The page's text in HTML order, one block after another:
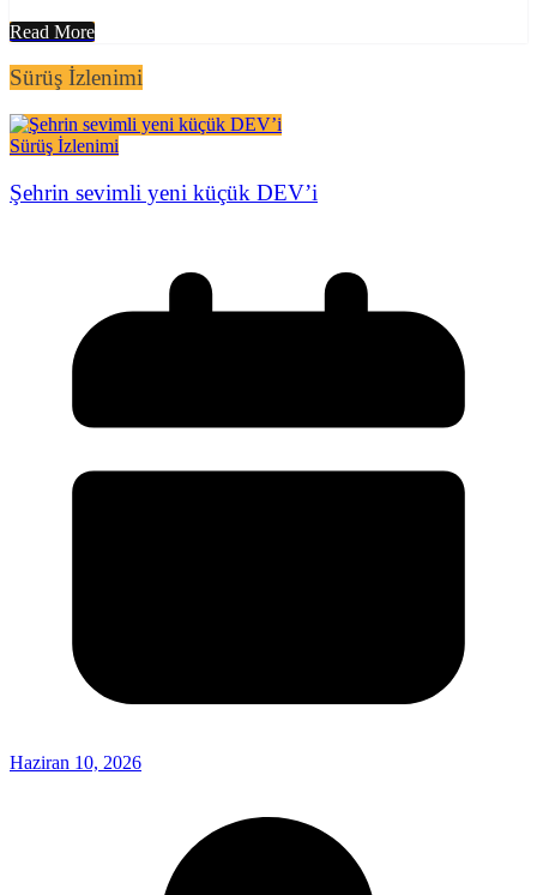
Read More
Sürüş İzlenimi
Sürüş İzlenimi
Şehrin sevimli yeni küçük DEV’i
Haziran 10, 2026